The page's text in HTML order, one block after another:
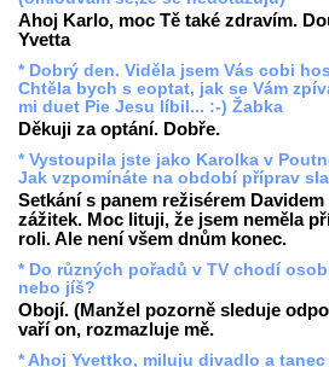
Ahoj Karlo, moc Tě také zdravím.
Yvetta
* Dobrý den. Viděla jsem Vás cobi
Chtěla bych s eoptat, jak se Vám
mi duet Pie Jesu líbil... :-) Žabka
Děkuji za optání. Dobře.
* Vystoupila jste jako Karolka v
Jak vzpomínáte na období příprav
Setkání s panem režisérem
zážitek. Moc lituji, že jsem neměla
roli. Ale není všem dnům konec.
* Do různých pořadů v TV chodí
nebo jíš?
Obojí. (Manžel pozorně sleduje
vaří on, rozmazluje mě.
* Ahoj Yvettko, miluju divadlo a